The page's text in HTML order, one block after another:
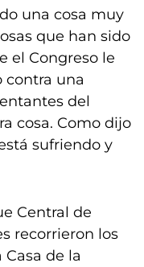
una cosa muy
que han sido
el Congreso le
contra una
del
cosa. Como dijo
sufriendo y
Central de
recorrieron los
de la